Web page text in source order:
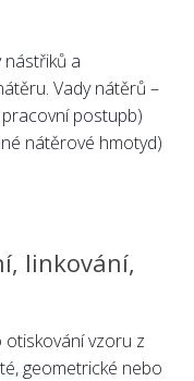
nástřiků a
Vady nátěrů –
postupb)
nátěrové hmotyd)
linkování,
otiskování vzoru z
geometrické nebo